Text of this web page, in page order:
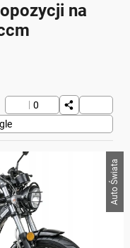
na
0
Auto Świata